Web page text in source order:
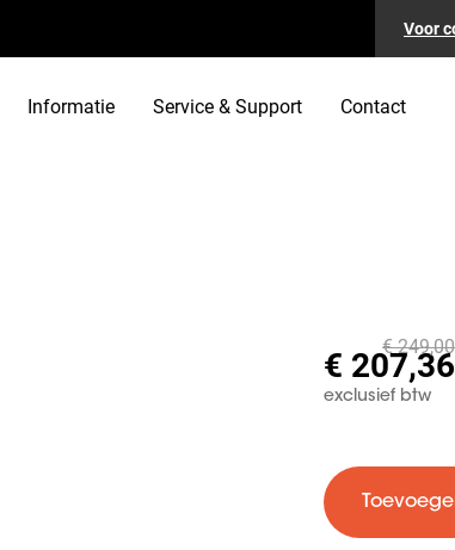
Voor
Informatie Service & Support Contact
€ 207,36
€ 249,00
exclusief btw